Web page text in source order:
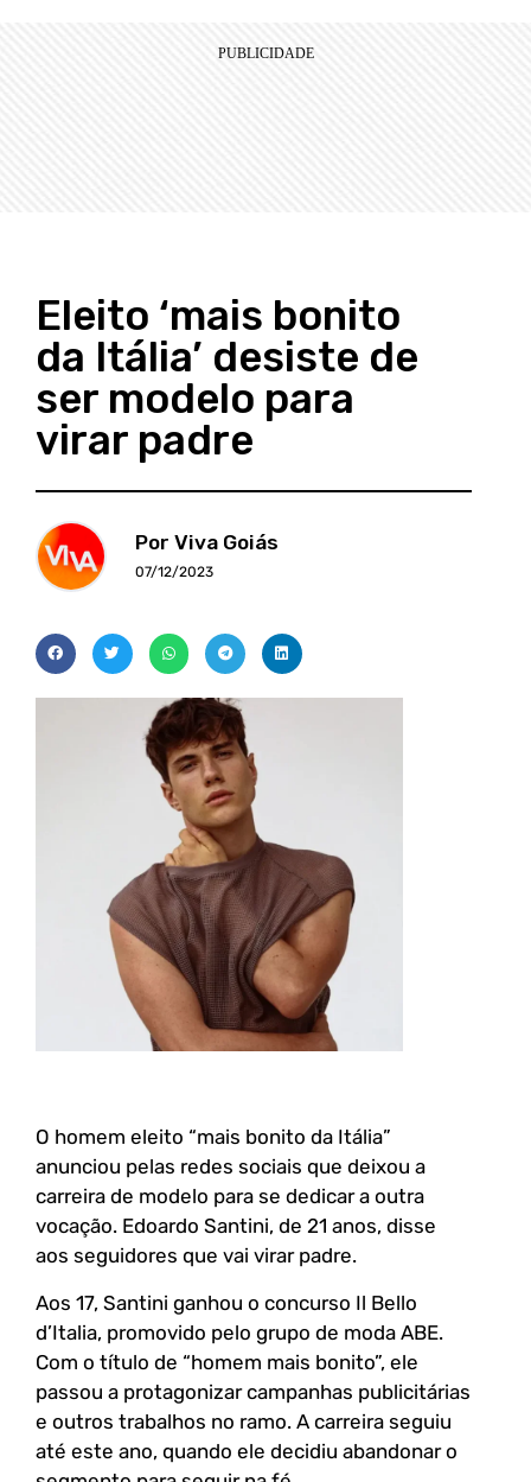
Eleito ‘mais bonito
da Itália’ desiste de
ser modelo para
virar padre
Por Viva Goiás
07/12/2023
O homem eleito “mais bonito da Itália”
anunciou pelas redes sociais que deixou a
carreira de modelo para se dedicar a outra
vocação. Edoardo Santini, de 21 anos, disse
aos seguidores que vai virar padre.
Aos 17, Santini ganhou o concurso Il Bello
d’Italia, promovido pelo grupo de moda ABE.
Com o título de “homem mais bonito”, ele
passou a protagonizar campanhas publicitárias
e outros trabalhos no ramo. A carreira seguiu
até este ano, quando ele decidiu abandonar o